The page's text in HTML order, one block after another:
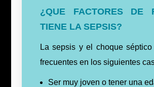
¿QUE FACTORES DE
TIENE LA SEPSIS?
La sepsis y el choque
frecuentes en los siguientes
Ser muy joven o tener una